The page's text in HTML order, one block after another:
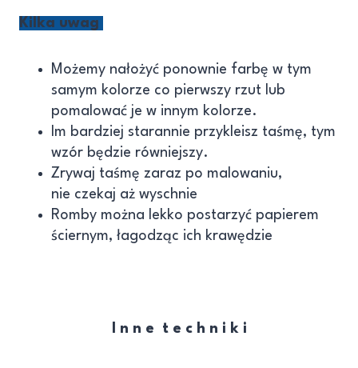
Kilka uwag
Możemy nałożyć ponownie farbę w tym
samym kolorze co pierwszy rzut lub
pomalować je w innym kolorze.
Im bardziej starannie przykleisz taśmę, tym
wzór będzie równiejszy.
Zrywaj taśmę zaraz po malowaniu,
nie czekaj aż wyschnie
Romby można lekko postarzyć papierem
ściernym, łagodząc ich krawędzie
I n n e t e c h n i k i